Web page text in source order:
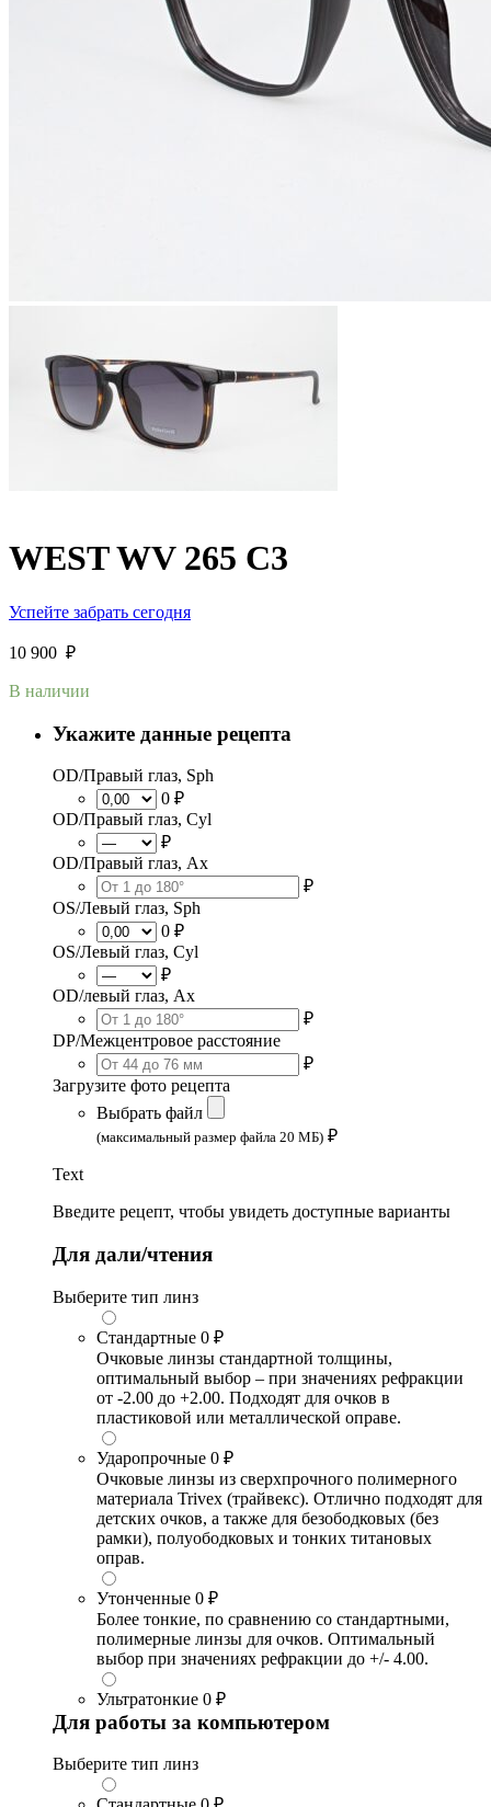
WEST WV 265 C3
Успейте забрать сегодня
10 900 ₽
В наличии
Укажите данные рецепта
OD/Правый глаз, Sph
0 ₽
OD/Правый глаз, Cyl
₽
OD/Правый глаз, Ax
₽
OS/Левый глаз, Sph
0 ₽
OS/Левый глаз, Cyl
₽
OD/левый глаз, Ax
₽
DP/Межцентровое расстояние
₽
Загрузите фото рецепта
Выбрать файл
(максимальный размер файла 20 МБ) ₽
Text
Введите рецепт, чтобы увидеть доступные варианты
Для дали/чтения
Выберите тип линз
Стандартные 0 ₽
Очковые линзы стандартной толщины,
оптимальный выбор – при значениях рефракции
от -2.00 до +2.00. Подходят для очков в
пластиковой или металлической оправе.
Ударопрочные 0 ₽
Очковые линзы из сверхпрочного полимерного
материала Trivex (трайвекс). Отлично подходят для
детских очков, а также для безободковых (без
рамки), полуободковых и тонких титановых
оправ.
Утонченные 0 ₽
Более тонкие, по сравнению со стандартными,
полимерные линзы для очков. Оптимальный
выбор при значениях рефракции до +/- 4.00.
Ультратонкие 0 ₽
Для работы за компьютером
Выберите тип линз